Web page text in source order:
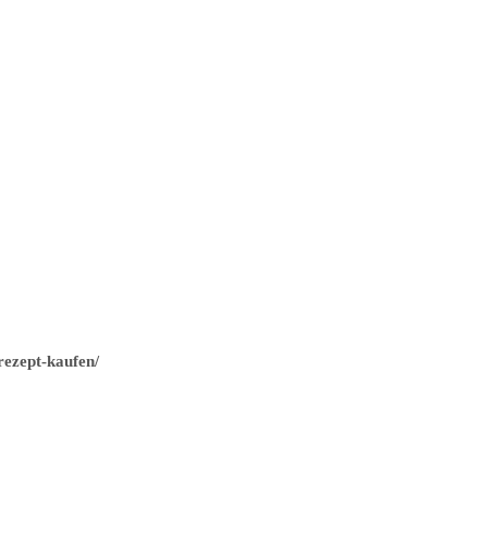
kaufen/